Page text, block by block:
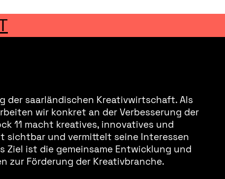
der saarländischen Kreativwirtschaft. Als
wir konkret an der Verbesserung der
11 macht kreatives, innovatives und
und vermittelt seine Interessen
ist die gemeinsame Entwicklung und
zur Förderung der Kreativbranche.